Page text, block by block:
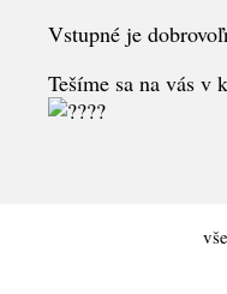
Vstupné je
Tešíme sa na vás v